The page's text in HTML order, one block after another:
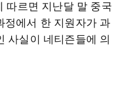
따르면 지난달 말 중국
정에서 한 지원자가 과
사실이 네티즌들에 의